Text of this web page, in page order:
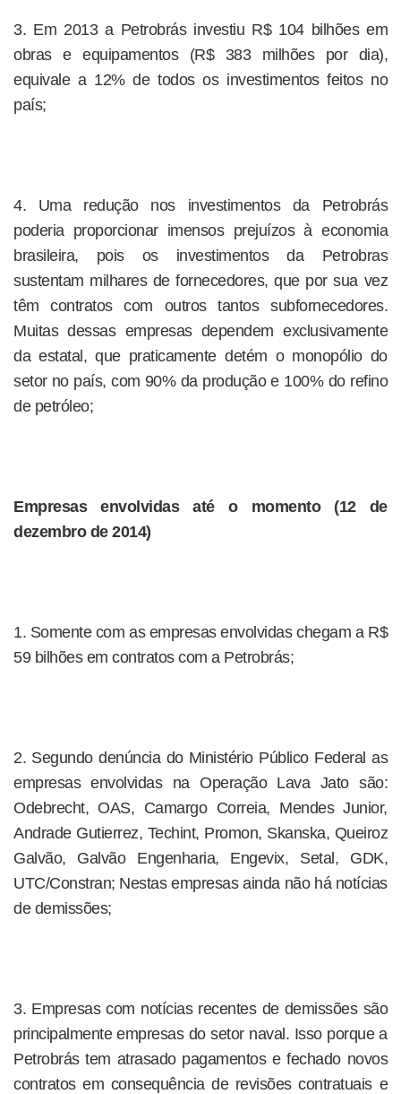
3. Em 2013 a Petrobrás investiu R$ 104 bilhões em
obras e equipamentos (R$ 383 milhões por dia),
equivale a 12% de todos os investimentos feitos no
país;
4. Uma redução nos investimentos da Petrobrás
poderia proporcionar imensos prejuízos à economia
brasileira, pois os investimentos da Petrobras
sustentam milhares de fornecedores, que por sua vez
têm contratos com outros tantos subfornecedores.
Muitas dessas empresas dependem exclusivamente
da estatal, que praticamente detém o monopólio do
setor no país, com 90% da produção e 100% do refino
de petróleo;
Empresas envolvidas até o momento (12 de
dezembro de 2014)
1. Somente com as empresas envolvidas chegam a R$
59 bilhões em contratos com a Petrobrás;
2. Segundo denúncia do Ministério Público Federal as
empresas envolvidas na Operação Lava Jato são:
Odebrecht, OAS, Camargo Correia, Mendes Junior,
Andrade Gutierrez, Techint, Promon, Skanska, Queiroz
Galvão, Galvão Engenharia, Engevix, Setal, GDK,
UTC/Constran; Nestas empresas ainda não há notícias
de demissões;
3. Empresas com notícias recentes de demissões são
principalmente empresas do setor naval. Isso porque a
Petrobrás tem atrasado pagamentos e fechado novos
contratos em consequência de revisões contratuais e